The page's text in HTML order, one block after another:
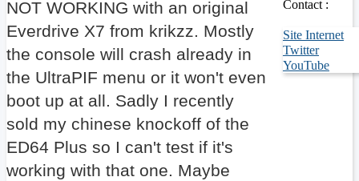
NOT WORKING with an original
Everdrive X7 from krikzz. Mostly
the console will crash already in
the UltraPIF menu or it won't even
boot up at all. Sadly I recently
sold my chinese knockoff of the
ED64 Plus so I can't test if it's
working with that one. Maybe
Contact :
Site Internet
Twitter
YouTube